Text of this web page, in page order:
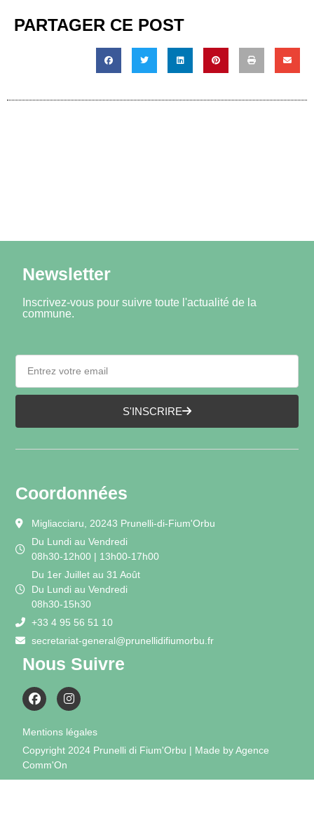
PARTAGER CE POST
Newsletter
Inscrivez-vous pour suivre toute l'actualité de la
commune.
S'INSCRIRE
Coordonnées
Migliacciaru, 20243 Prunelli-di-Fium'Orbu
Du Lundi au Vendredi
08h30-12h00 | 13h00-17h00
Du 1er Juillet au 31 Août
Du Lundi au Vendredi
08h30-15h30
+33 4 95 56 51 10
secretariat-general@prunellidifiumorbu.fr
Nous Suivre
Mentions légales
Copyright 2024 Prunelli di Fium'Orbu | Made by Agence
Comm'On